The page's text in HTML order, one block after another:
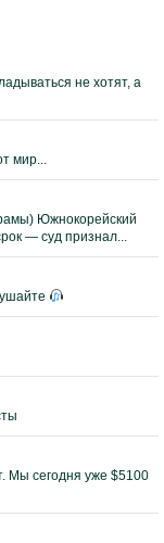
не хотят, а
мир...
Южнокорейский
— суд признал...
Мы сегодня уже $5100